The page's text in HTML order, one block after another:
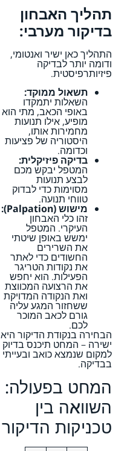
תהליך האבחון
בדיקור מערבי:
התהליך כאן ישיר ואנטומי,
ודומה יותר לבדיקה
פיזיותרפיסטית.
תשאול ממוקד:
השאלות יתמקדו
באופי הכאב, מתי הוא
מופיע, אילו תנועות
מחמירות אותו,
היסטוריה של פציעות
וכדומה.
בדיקה פיזיקלית:
המטפל יבקש מכם
לבצע תנועות
מסוימות כדי לבדוק
טווחי תנועה.
מישוש (Palpation):
זהו כלי האבחון
העיקרי. המטפל
ימשש באופן שיטתי
את השרירים
החשודים כדי לאתר
את נקודות הטריגר
הפעילות. הוא יחפש
את הרצועה המכווצת
ואת הנקודה המדויקת
ששחזור המגע עליה
גורם לכאב המוכר
לכם.
הבחירה בנקודת הדיקור היא
ישירה – המחט תיכנס בדיוק
למקום שנמצא כואב ובעייתי
בבדיקה.
המחט בפעולה:
השוואה בין
טכניקות הדיקור